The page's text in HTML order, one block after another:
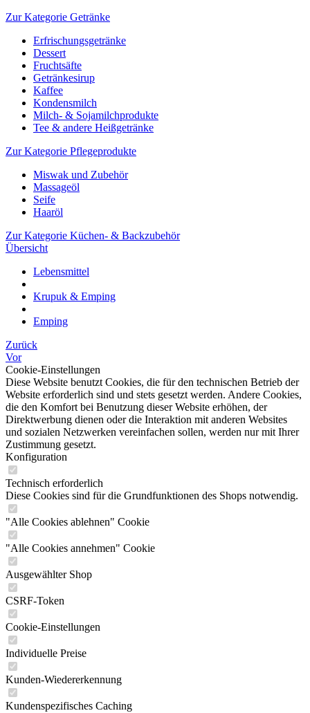
Zur Kategorie Getränke
Erfrischungsgetränke
Dessert
Fruchtsäfte
Getränkesirup
Kaffee
Kondensmilch
Milch- & Sojamilchprodukte
Tee & andere Heißgetränke
Zur Kategorie Pflegeprodukte
Miswak und Zubehör
Massageöl
Seife
Haaröl
Zur Kategorie Küchen- & Backzubehör
Übersicht
Lebensmittel
Krupuk & Emping
Emping
Zurück
Vor
Cookie-Einstellungen
Diese Website benutzt Cookies, die für den technischen Betrieb der
Website erforderlich sind und stets gesetzt werden. Andere Cookies,
die den Komfort bei Benutzung dieser Website erhöhen, der
Direktwerbung dienen oder die Interaktion mit anderen Websites
und sozialen Netzwerken vereinfachen sollen, werden nur mit Ihrer
Zustimmung gesetzt.
Konfiguration
Technisch erforderlich
Diese Cookies sind für die Grundfunktionen des Shops notwendig.
"Alle Cookies ablehnen" Cookie
"Alle Cookies annehmen" Cookie
Ausgewählter Shop
CSRF-Token
Cookie-Einstellungen
Individuelle Preise
Kunden-Wiedererkennung
Kundenspezifisches Caching